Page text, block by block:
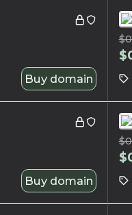
Buy domain
$
$
Buy domain
$
$